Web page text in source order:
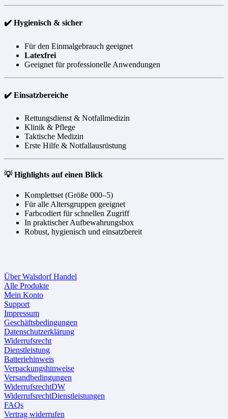
✔️ Hygienisch & sicher
Für den Einmalgebrauch geeignet
Latexfrei
Geeignet für professionelle Anwendungen
✔️ Einsatzbereiche
Rettungsdienst & Notfallmedizin
Klinik & Pflege
Taktische Medizin
Erste Hilfe & Notfallausrüstung
💡 Highlights auf einen Blick
Komplettset (Größe 000–5)
Für alle Altersgruppen geeignet
Farbcodiert für schnellen Zugriff
In praktischer Aufbewahrungsbox
Robust, hygienisch und einsatzbereit
Über Walsdorf Handel
Alle Produkte
Mein Konto
Support
Impressum
Geschäftsbedingungen
Datenschutzerklärung
Widerrufsrecht
Dienstleistung
Batteriehinweis
Verpackungshinweise
Versandbedingungen
WiderrufsrechtDW
WiderrufsrechtDienstleistungen
FAQs
Vertrag widerrufen